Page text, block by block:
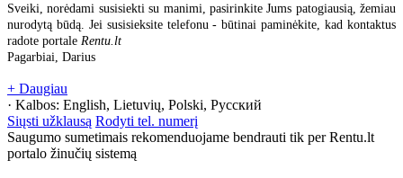
Sveiki, norėdami susisiekti su manimi, pasirinkite Jums patogiausią, žemiau
nurodytą būdą. Jei susisieksite telefonu - būtinai paminėkite, kad kontaktus
radote portale Rentu.lt
Pagarbiai, Darius
+ Daugiau
· Kalbos: English, Lietuvių, Polski, Русский
Siųsti užklausą Rodyti tel. numerį
Saugumo sumetimais rekomenduojame bendrauti tik per Rentu.lt
portalo žinučių sistemą